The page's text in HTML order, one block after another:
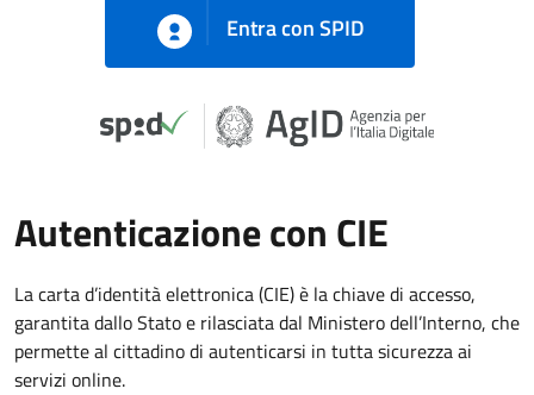
Entra con SPID
Autenticazione con CIE
La carta d’identità elettronica (CIE) è la chiave di accesso,
garantita dallo Stato e rilasciata dal Ministero dell’Interno, che
permette al cittadino di autenticarsi in tutta sicurezza ai
servizi online.